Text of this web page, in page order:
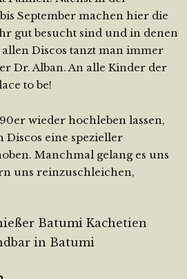
September machen hier die
gut besucht sind und in denen
Discos tanzt man immer
Dr. Alban. An alle Kinder der
to be!
wieder hochleben lassen,
eine spezieller
Manchmal gelang es uns
uns reinzuschleichen,
in Batumi